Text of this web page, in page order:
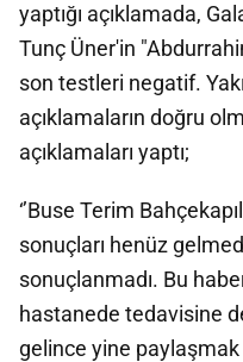
yaptığı açıklamada,
Tunç Üner'in
son testleri negatif.
açıklamaların doğru
açıklamaları yaptı;
‘’Buse Terim
sonuçları henüz
sonuçlanmadı. Bu
hastanede tedavisine
gelince yine